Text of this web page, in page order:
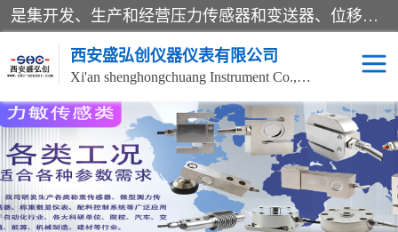
是集开发、生产和经营压力传感器和变送器、位移传感器和变送器、流量传感器和变送器、称重传感器和变送器、测力传感器和变送器、温湿度传感器和变送器、扭矩传感器、智能数显控制仪表等产品的化高新技术企业。
西安盛弘创仪器仪表有限公司
Xi'an shenghongchuang Instrument Co., Ltd
称重传感器 超声波流量计
压力变送器 通用型压力变送器